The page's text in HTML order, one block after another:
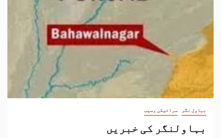
بہاول نگر سرائیکی وسیب
بہاولنگر کی خبریں